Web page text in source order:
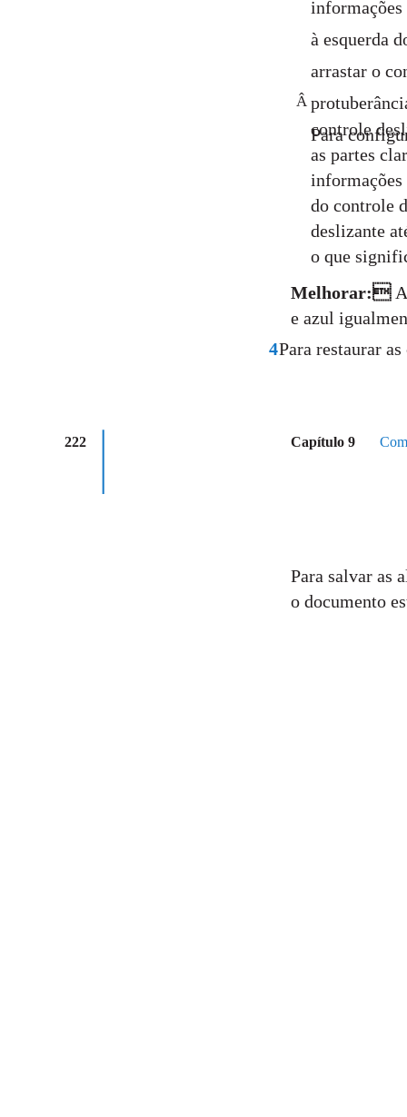
informações
à esquerda
arrastar o
Para
Â
controle
as partes
do controle
deslizante
o que
Melhorar:
e azul
4Para restaurar
222 Capítulo 9
Para salvar as
o documento